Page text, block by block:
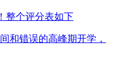
整个评分表如下
和错误的高峰期开学，